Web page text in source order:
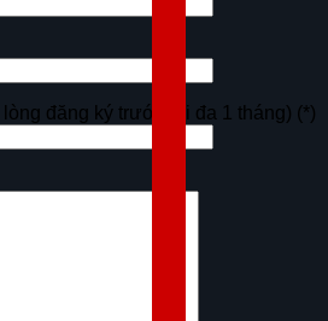
đăng ký trước tối đa 1 tháng) (*)